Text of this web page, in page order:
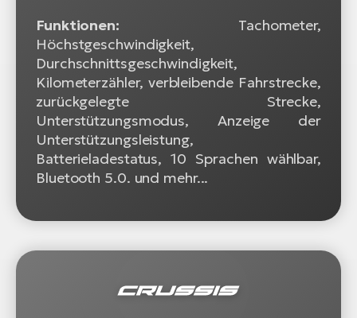
Funktionen: Tachometer,
Höchstgeschwindigkeit,
Durchschnittsgeschwindigkeit,
Kilometerzähler, verbleibende Fahrstrecke,
zurückgelegte Strecke,
Unterstützungsmodus, Anzeige der
Unterstützungsleistung,
Batterieladestatus, 10 Sprachen wählbar,
Bluetooth 5.0. und mehr...